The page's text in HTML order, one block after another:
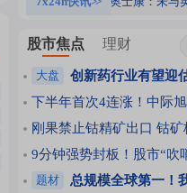
股市焦点 理财
大盘
创新药行业有望迎
下半年首次4连涨！中际
刚果禁止钴精矿出口 钴
9分钟强势封板！股市“吹
题材
总规模全球第一！